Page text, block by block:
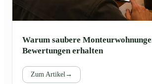
Warum saubere
Bewertungen erhalten
Zum Artikel→